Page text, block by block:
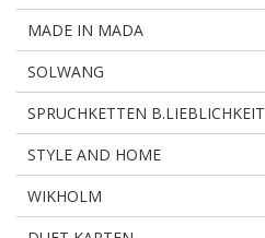
MADE IN MADA
SOLWANG
SPRUCHKETTEN B.LIEBLICHKEIT
STYLE AND HOME
WIKHOLM